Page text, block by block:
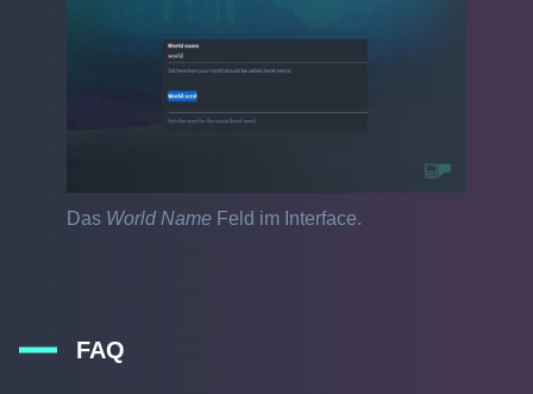
Das World Name Feld im Interface.
FAQ